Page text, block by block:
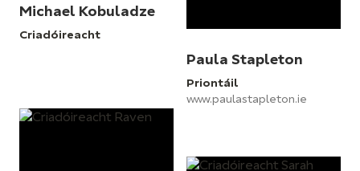
Michael Kobuladze
Criadóireacht
Paula Stapleton
Priontáil
www.paulastapleton.ie